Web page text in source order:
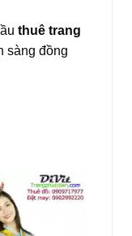
thuê trang
sàng đồng